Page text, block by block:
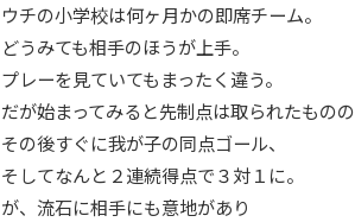
ウチの小学校は何ヶ月かの即席チーム。
どうみても相手のほうが上手。
プレーを見ていてもまったく違う。
だが始まってみると先制点は取られたものの
その後すぐに我が子の同点ゴール、
そしてなんと２連続得点で３対１に。
が、流石に相手にも意地があり